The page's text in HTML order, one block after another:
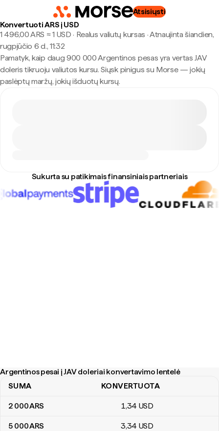
Atsisiųsti
Konvertuoti ARS į USD
1 496,00 ARS ≈ 1 USD · Realus valiutų kursas ·Atnaujinta šiandien,
rugpjūčio 6 d., 11:32
Pamatyk, kaip daug 900 000 Argentinos pesas yra vertas JAV
doleris tikruoju valiutos kursu. Siųsk pinigus su Morse — jokių
paslėptų maržų, jokių išduotų kursų.
Sukurta su patikimais finansiniais partneriais
Argentinos pesai į JAV doleriai konvertavimo lentelė
Argentinos pesai į JAV doleriai konvertavimo lentelė
SUMA KONVERTUOTA
2 000ARS 1,34 USD
5 000ARS 3,34 USD